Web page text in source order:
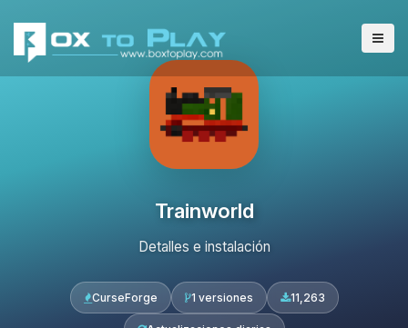
Trainworld
Detalles e instalación
CurseForge 1 versiones 11,263